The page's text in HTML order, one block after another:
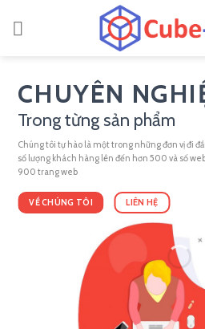
CHUYÊN
Trong từng sản phẩm
Chúng tôi tự hào là một trong những đơn vị đi
số lượng khách hàng lên đến hơn 500 và số
900 trang web
VỀ CHÚNG TÔI LIÊN HỆ